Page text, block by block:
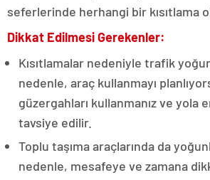
seferlerinde herhangi bir kısıtlama
Dikkat Edilmesi Gerekenler:
Kısıtlamalar nedeniyle trafik
nedenle, araç kullanmayı
güzergahları kullanmanız ve yola
tavsiye edilir.
Toplu taşıma araçlarında da
nedenle, mesafeye ve zamana